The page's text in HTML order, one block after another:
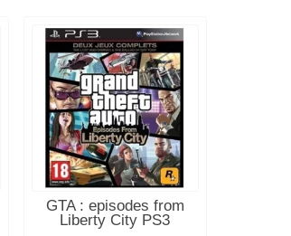
GTA : episodes from
Liberty City PS3